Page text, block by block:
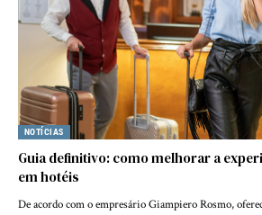
NOTÍCIAS
Guia definitivo: como melhorar a
em hotéis
De acordo com o empresário Giampiero Rosmo,